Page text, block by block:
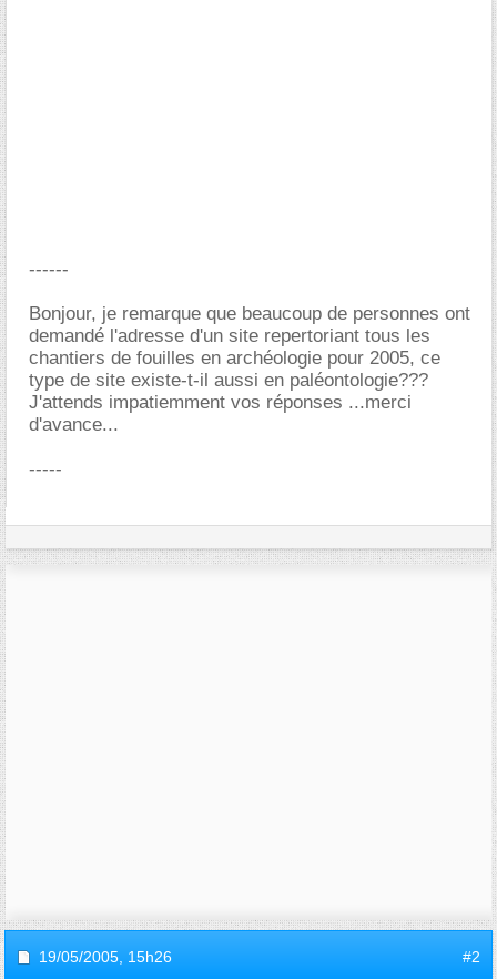
------
Bonjour, je remarque que beaucoup de personnes ont
demandé l'adresse d'un site repertoriant tous les
chantiers de fouilles en archéologie pour 2005, ce
type de site existe-t-il aussi en paléontologie???
J'attends impatiemment vos réponses ...merci
d'avance...
-----
19/05/2005, 15h26 #2